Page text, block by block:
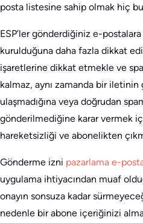
posta listesine sahip olmak hiç
ESP’ler gönderdiğiniz e-
kurulduğuna daha fazla dikkat
işaretlerine dikkat etmekle ve
kalmaz, aynı zamanda bir iletinin
ulaşmadığına veya doğrudan
gönderilmediğine karar vermek
hareketsizliği ve abonelikten
Gönderme izni pazarlama e-
uygulama ihtiyacından muaf
onayın sonsuza kadar
nedenle bir abone içeriğinizi